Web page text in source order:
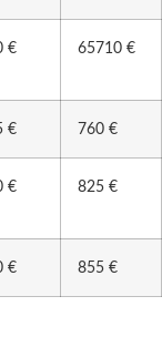
€ 65710 €
€ 760 €
€ 825 €
€ 855 €